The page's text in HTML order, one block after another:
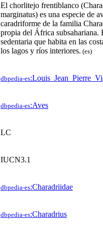
El chorlitejo frentiblanco
marginatus)​ es una especie de
caradriforme de la familia
propia del África subsahariana.
sedentaria que habita en las
los lagos y ríos interiores. (es)
dbpedia-es
dbpedia-es:Aves
LC
IUCN3.1
dbpedia-es:Charadriidae
dbpedia-es:Charadrius